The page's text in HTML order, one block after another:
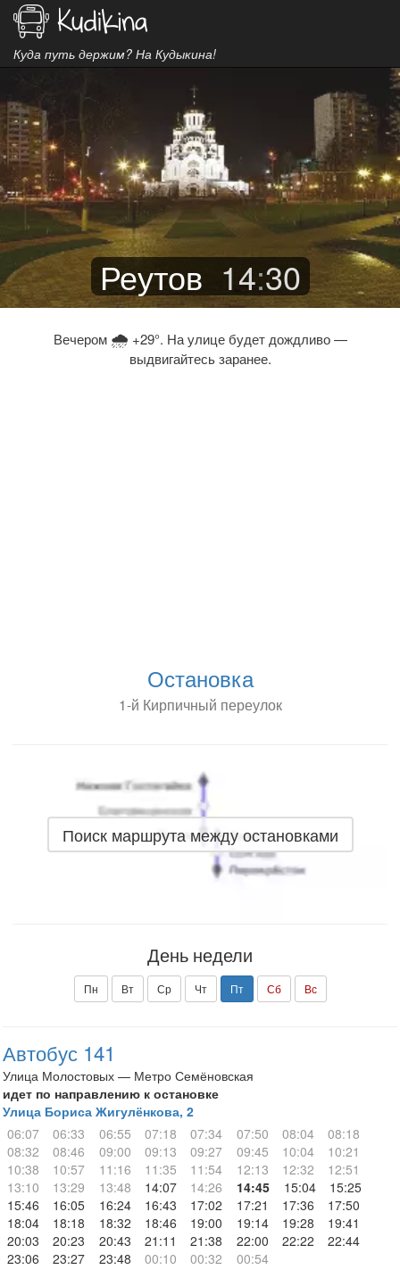
Куда путь держим? На Кудыкина!
Реутов 14:30
Вечером 🌧 +29°. На улице будет дождливо —
выдвигайтесь заранее.
Остановка
1-й Кирпичный переулок
Поиск маршрута между остановками
День недели
Пн Вт Ср Чт Пт Сб Вс
Автобус 141
Улица Молостовых — Метро Семёновская
идет по направлению к остановке
Улица Бориса Жигулёнкова, 2
06:07
06:33 06:55 07:18 07:34 07:50 08:04
08:18
08:32
08:46 09:00 09:13 09:27 09:45 10:04
10:21
10:38
10:57 11:16 11:35 11:54 12:13 12:32
12:51
13:10
13:29 13:48 14:07 14:26 14:45 15:04
15:25
15:46
16:05 16:24 16:43 17:02 17:21 17:36
17:50
18:04
18:18 18:32 18:46 19:00 19:14 19:28
19:41
20:03
20:23 20:43 21:11 21:38 22:00 22:22
22:44
23:06
23:27 23:48 00:10 00:32 00:54